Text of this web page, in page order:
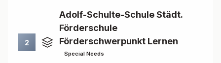
2
Adolf-Schulte-Schule Städt.
Förderschule
Förderschwerpunkt Lernen
Special Needs